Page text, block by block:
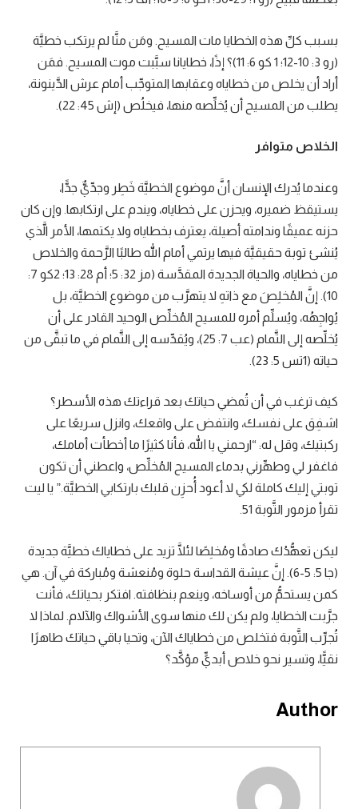
بسبب كلِّ هذه الخطايا مات المسيح. ومَن منَّا لم يرتكب خطيَّة
(رو 3: 10-12؛ 1 كو 6: 11)؟ إذًا، خطايانا سبَّبت موت المسيح. فمَن
أراد أن يخلص من خطاياه وعقابها المتوجِّب أمام عرش الدَّينونة،
يطلب من المسيح أن يُخلِّصه منها، فيخلُص (إش 45: 22).
الخلاص متوافر
وعندما يُدرك الإنسان أنَّ موضوع الخطيَّة خَطِر وجدِّيٌّ جدًّا،
يستيقظ ضميره، ويحزن على خطاياه، ويندم على ارتكابها. وإن كان
حزنه عميقًا وندامته أصيلة، يعترف بخطاياه ولا يكتمها، الأمر الَّذي
يُنشئ توبة حقيقيَّة فيها يرتمي أمام الله طالبًا الرَّحمة والخلاص
من خطاياه، والحياة الجديدة المقدَّسة (مز 32: 5؛ أم 28: 13؛ 2كو 7:
10). إنَّ المُخلِصَ مع ذاتهِ لا يتهرَّب من موضوع الخطيَّة، بل
يُواجِهُه، ويُسلِّم أمره للمسيح المُخلِّص الوحيد القادر على أن
يُخلِّصه إلى التَّمام (عب 7: 25)، ويُقدِّسه إلى التَّمام في ما تبقَّى من
حياته (1تس 5: 23).
كيف ترغب في أن تُمضي حياتك بعد قراءتك هذه الأسطر؟
اشفِق على نفسك، وانتفض على واقعك، وانزل سريعًا على
ركبتيك، وقل له: “ارحمني يا الله، فأنا كثيرًا ما أخطأت أمامك،
فاغفر لي وطهِّرني بدماء المسيح المُخلِّص، واعطني أن تكون
توبتي إليك كاملة لكي لا أعود أُحزِن قلبك بارتكابي الخطيَّة.” يا ليت
تقرأ مزمور التَّوبة 51.
ليكن تعهُّدُك صادقًا ومُخلِصًا لئلَّا تزيد على خطاياك خطيَّة جديدة
(جا 5: 5-6). إنَّ عيشة القداسة حلوة ومُنعشة ومُباركة في آن. هي
كمن يستحمُّ من أوساخه، وينعم بنظافته. افتكر بحياتك، فأنت
جرَّبت الخطايا، ولم يكن لك منها سوى الأشواك والآلام. لماذا لا
تُجرِّب التَّوبة فتخلص من خطاياك الآن، وتحيا باقي حياتك طاهرًا
نقيًّا، وتسير نحو خلاص أبديٍّ مؤكَّد؟
Author